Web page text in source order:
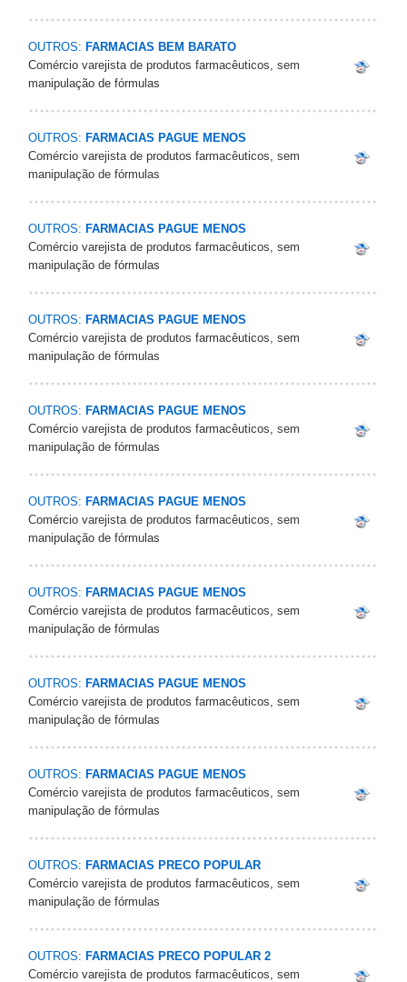
OUTROS: FARMACIAS BEM BARATO
Comércio varejista de produtos farmacêuticos, sem
manipulação de fórmulas
OUTROS: FARMACIAS PAGUE MENOS
Comércio varejista de produtos farmacêuticos, sem
manipulação de fórmulas
OUTROS: FARMACIAS PAGUE MENOS
Comércio varejista de produtos farmacêuticos, sem
manipulação de fórmulas
OUTROS: FARMACIAS PAGUE MENOS
Comércio varejista de produtos farmacêuticos, sem
manipulação de fórmulas
OUTROS: FARMACIAS PAGUE MENOS
Comércio varejista de produtos farmacêuticos, sem
manipulação de fórmulas
OUTROS: FARMACIAS PAGUE MENOS
Comércio varejista de produtos farmacêuticos, sem
manipulação de fórmulas
OUTROS: FARMACIAS PAGUE MENOS
Comércio varejista de produtos farmacêuticos, sem
manipulação de fórmulas
OUTROS: FARMACIAS PAGUE MENOS
Comércio varejista de produtos farmacêuticos, sem
manipulação de fórmulas
OUTROS: FARMACIAS PAGUE MENOS
Comércio varejista de produtos farmacêuticos, sem
manipulação de fórmulas
OUTROS: FARMACIAS PRECO POPULAR
Comércio varejista de produtos farmacêuticos, sem
manipulação de fórmulas
OUTROS: FARMACIAS PRECO POPULAR 2
Comércio varejista de produtos farmacêuticos, sem